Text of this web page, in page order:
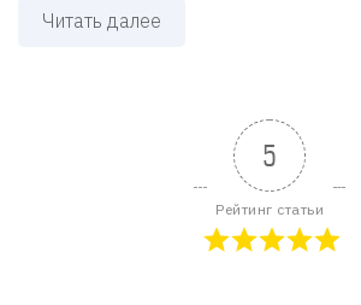
Читать далее
5
Рейтинг статьи